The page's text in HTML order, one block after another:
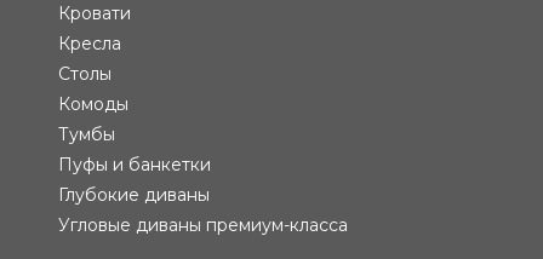
Кровати
Кресла
Столы
Комоды
Тумбы
Пуфы и банкетки
Глубокие диваны
Угловые диваны премиум-класса